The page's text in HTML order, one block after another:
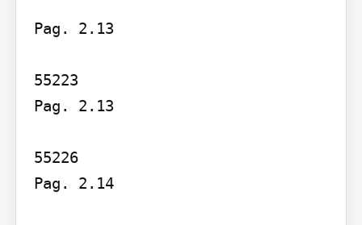
Pag. 2.13
55223
Pag. 2.13
55226
Pag. 2.14